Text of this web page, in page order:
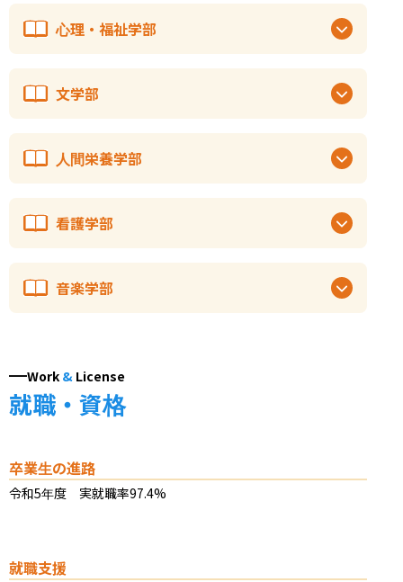
心理・福祉学部
文学部
人間栄養学部
看護学部
音楽学部
Work & License
就職・資格
卒業生の進路
令和5年度　実就職率97.4%
就職支援